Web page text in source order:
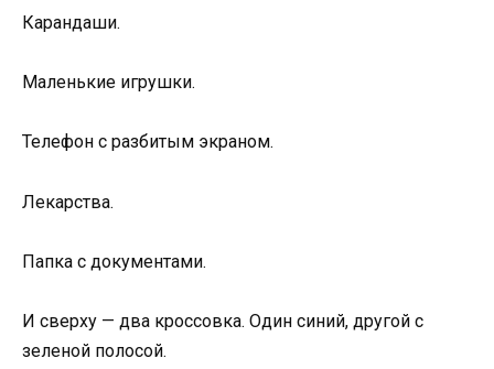
Карандаши.
Маленькие игрушки.
Телефон с разбитым экраном.
Лекарства.
Папка с документами.
И сверху — два кроссовка. Один синий, другой с
зеленой полосой.